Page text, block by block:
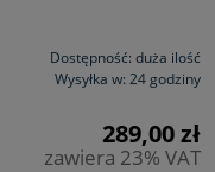
Dostępność: duża ilość
Wysyłka w: 24 godziny
289,00 zł
zawiera 23% VAT